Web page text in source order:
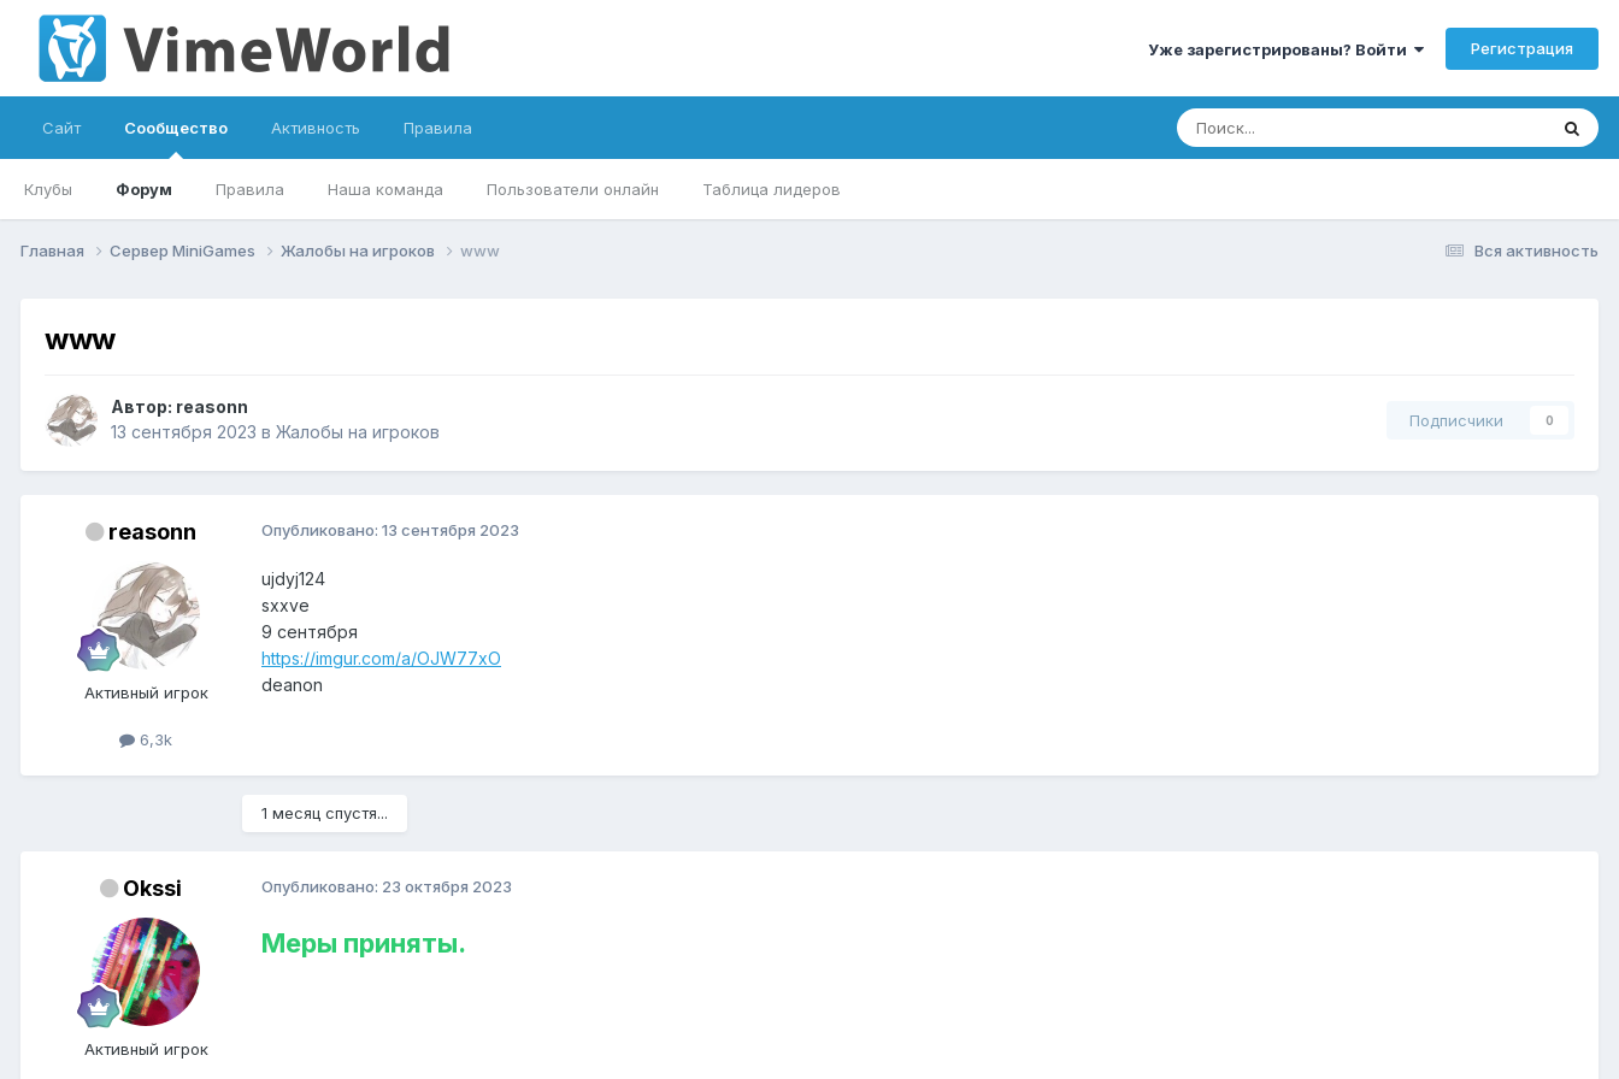
Уже зарегистрированы? Войти Регистрация
Сайт Сообщество
Клубы Форум Правила Наша команда Пользователи онлайн Таблица лидеров
Активность Правила
Вся активность
Главная Сервер MiniGames Жалобы на игроков www
www
Автор: reasonn
13 сентября 2023 в Жалобы на игроков
Подписчики 0
reasonn
Активный игрок
6,3k
Опубликовано: 13 сентября 2023
ujdyj124
sxxve
9 сентября
https://imgur.com/a/OJW77xO
deanon
1 месяц спустя...
Okssi
Активный игрок
Опубликовано: 23 октября 2023
Меры приняты.